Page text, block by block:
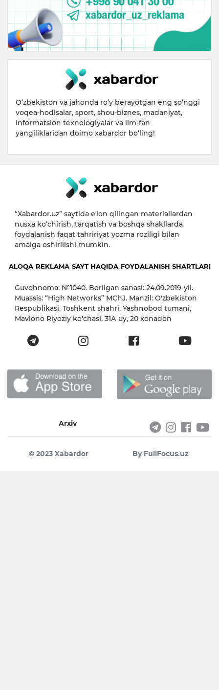
O‘zbekiston va jahonda ro‘y berayotgan eng so‘nggi
voqea-hodisalar, sport, shou-biznes, madaniyat,
informatsion texnologiyalar va ilm-fan
yangiliklaridan doimo xabardor bo‘ling!
“Xabardor.uz” saytida eʼlon qilingan materiallardan
nusxa ko‘chirish, tarqatish va boshqa shakllarda
foydalanish faqat tahririyat yozma roziligi bilan
amalga oshirilishi mumkin.
ALOQA REKLAMA SAYT HAQIDA FOYDALANISH SHARTLARI
Guvohnoma: №1040. Berilgan sanasi: 24.09.2019-yil.
Muassis: “High Networks” MChJ. Manzil: O'zbekiston
Respublikasi, Toshkent shahri, Yashnobod tumani,
Mavlono Riyoziy ko'chasi, 31А uy, 20 xonadon
Arxiv
© 2023 Xabardor By FullFocus.uz